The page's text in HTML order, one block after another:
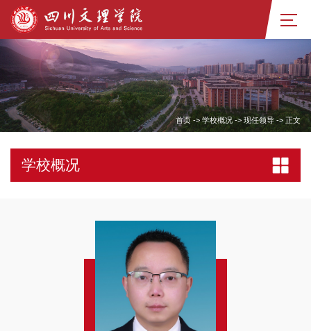
首页 -> 学校概况-> 现任领导 -> 正文
学校概况